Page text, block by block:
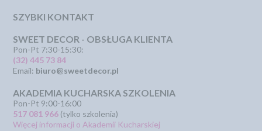
SZYBKI KONTAKT
SWEET DECOR - OBSŁUGA KLIENTA
Pon-Pt 7:30-15:30:
(32) 445 73 84
Email: biuro@sweetdecor.pl
AKADEMIA KUCHARSKA SZKOLENIA
Pon-Pt 9:00-16:00
517 081 966 (tylko szkolenia)
Więcej informacji o Akademii Kucharskiej